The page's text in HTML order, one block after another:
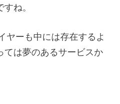
ね。
ヤーも中には存在するよ
ては夢のあるサービスか